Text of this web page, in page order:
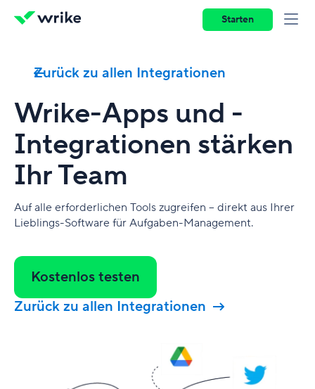
Starten
Zurück zu allen Integrationen
Wrike-Apps und -
Integrationen stärken
Ihr Team
Auf alle erforderlichen Tools zugreifen – direkt aus Ihrer
Lieblings-Software für Aufgaben-Management.
Kostenlos testen
Zurück zu allen Integrationen